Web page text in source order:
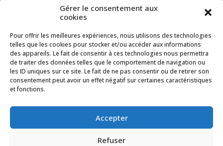
Gérer le consentement aux
cookies
Pour offrir les meilleures expériences, nous utilisons des technologies
telles que les cookies pour stocker et/ou accéder aux informations
des appareils. Le fait de consentir à ces technologies nous permettra
de traiter des données telles que le comportement de navigation ou
les ID uniques sur ce site. Le fait de ne pas consentir ou de retirer son
consentement peut avoir un effet négatif sur certaines caractéristiques
et fonctions.
Accepter
Refuser
N° d’entreprise : 666 464 432
Mentions légales
AVEC LE SOUTIEN DE
Fonds européen agricole pour le développement rural :
l’Europe investit dans les zones rurales.